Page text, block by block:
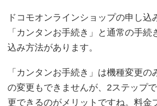
ドコモオンラインショップの申し込
「カンタンお手続き」と通常の手続
込み方法があります。
「カンタンお手続き」は機種変更の
の変更もできませんが、2ステップ
更できるのがメリットですね。料金